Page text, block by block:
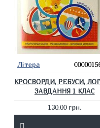
Літера
КРОСВОРДИ, РЕБУСИ,
ЗАВДАННЯ 1 КЛАС
130.00 грн.